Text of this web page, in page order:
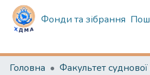
Фонди та зібрання
Головна